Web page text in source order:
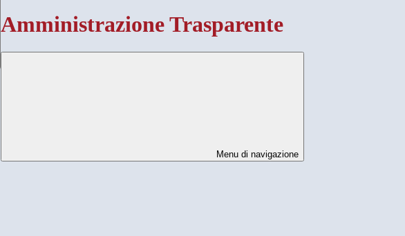
Amministrazione Trasparente
Menu di navigazione